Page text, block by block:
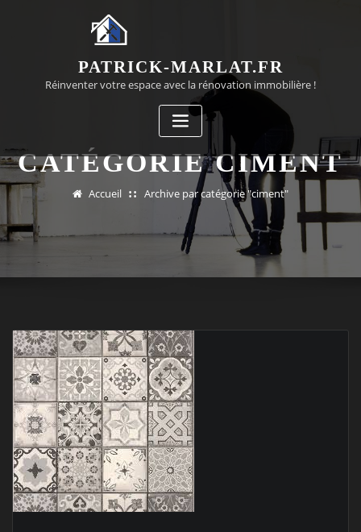
PATRICK-MARLAT.FR
Réinventer votre espace avec la rénovation immobilière !
CATÉGORIE CIMENT
Accueil Archive par catégorie "ciment"